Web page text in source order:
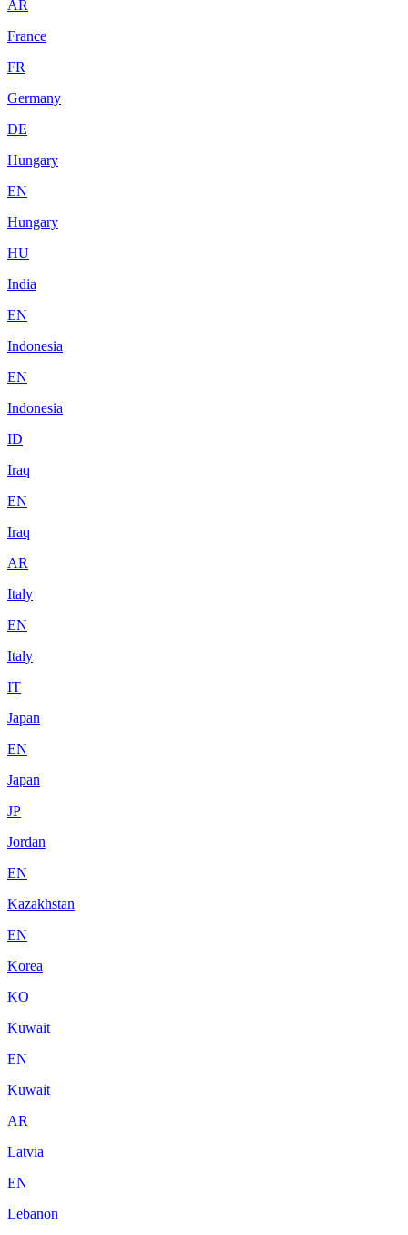
AR
France
FR
Germany
DE
Hungary
EN
Hungary
HU
India
EN
Indonesia
EN
Indonesia
ID
Iraq
EN
Iraq
AR
Italy
EN
Italy
IT
Japan
EN
Japan
JP
Jordan
EN
Kazakhstan
EN
Korea
KO
Kuwait
EN
Kuwait
AR
Latvia
EN
Lebanon